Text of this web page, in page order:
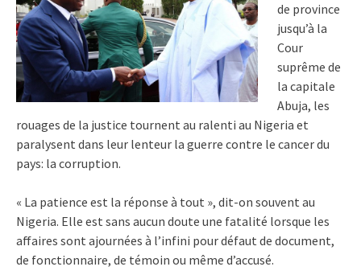
de province
jusqu’à la
Cour
suprême de
la capitale
Abuja, les
rouages de la justice tournent au ralenti au Nigeria et
paralysent dans leur lenteur la guerre contre le cancer du
pays: la corruption.
« La patience est la réponse à tout », dit-on souvent au
Nigeria. Elle est sans aucun doute une fatalité lorsque les
affaires sont ajournées à l’infini pour défaut de document,
de fonctionnaire, de témoin ou même d’accusé.